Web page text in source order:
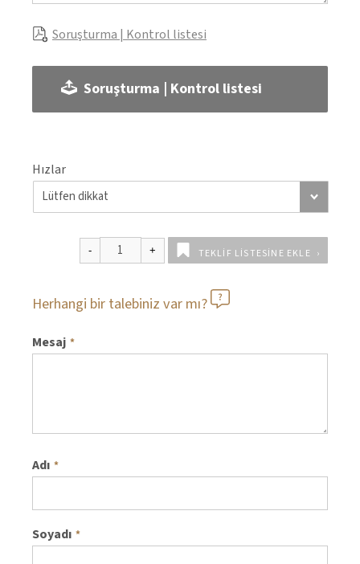
Soruşturma | Kontrol listesi
Soruşturma | Kontrol listesi
Hızlar
TEKLIF LISTESINE EKLE
Herhangi bir talebiniz var mı?
Mesaj *
Adı *
Soyadı *